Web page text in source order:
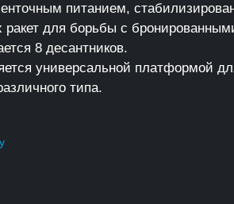
питанием,
для борьбы с
8 десантников.
универсальной платформой
типа.